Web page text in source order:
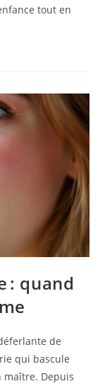
tout en
: quand
de
qui bascule
maître. Depuis